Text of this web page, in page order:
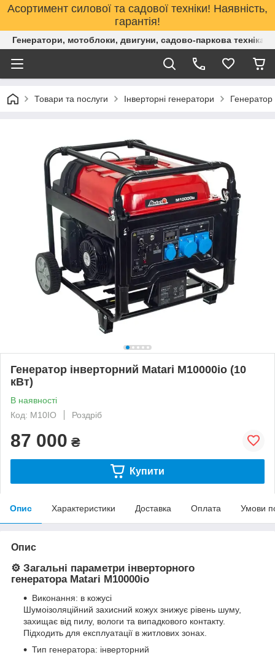
Асортимент силової та садової техніки! Наявність,
гарантія!
Генератори, мотоблоки, двигуни, садово-паркова техніка.
Товари та послуги Інверторні генератори
Генератор інверторний Matari M10000io (10
кВт)
В наявності
Код: M10IO
Роздріб
87 000 ₴
Купити
Опис Характеристики Доставка Оплата Умови
Опис
⚙️ Загальні параметри інверторного
генератора Matari M10000io
Виконання: в кожусі
Шумоізоляційний захисний кожух знижує рівень шуму,
захищає від пилу, вологи та випадкового контакту.
Підходить для експлуатації в житлових зонах.
Тип генератора: інверторний